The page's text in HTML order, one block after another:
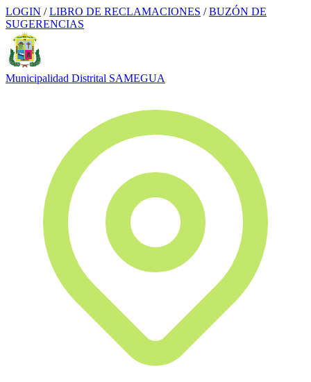
LOGIN / LIBRO DE RECLAMACIONES / BUZÓN DE
SUGERENCIAS
Municipalidad Distrital SAMEGUA